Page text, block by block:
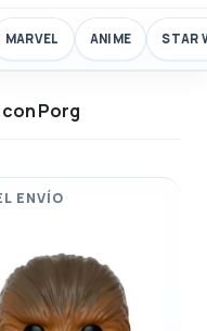
MARVEL ANIME STAR
Porg